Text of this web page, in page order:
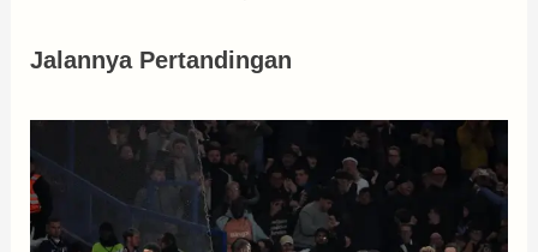
Jalannya Pertandingan